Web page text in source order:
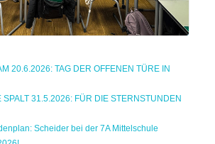
20.6.2026: TAG DER OFFENEN TÜRE IN
SPALT 31.5.2026: FÜR DIE STERNSTUNDEN
Scheider bei der 7A Mittelschule